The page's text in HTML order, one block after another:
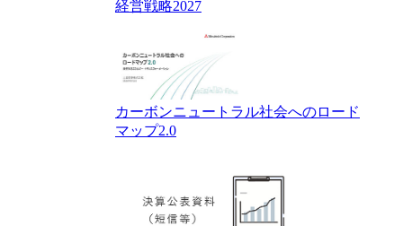
経営戦略2027
カーボンニュートラル社会へのロード
マップ2.0